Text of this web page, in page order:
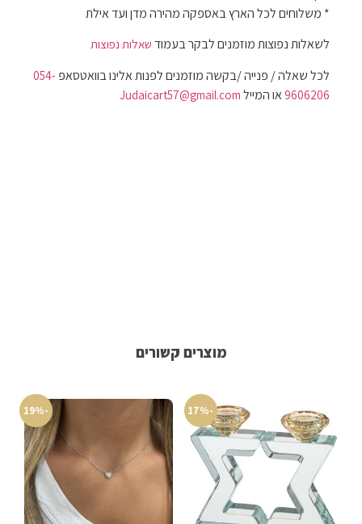
* משלוחים לכל הארץ באספקה מהירה מדן ועד אילת
לשאלות נפוצות מוזמנים לבקר בעמוד שאלות נפוצות
לכל שאלה / פנייה /בקשה מוזמנים לפנות אלינו בוואטסאפ 054-
9606206או המייל Judaicart57@gmail.com
מוצרים קשורים
-17%
-19%